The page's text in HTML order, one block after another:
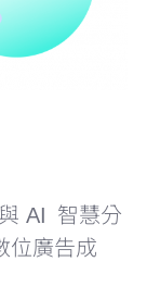
AI 智慧分
位廣告成